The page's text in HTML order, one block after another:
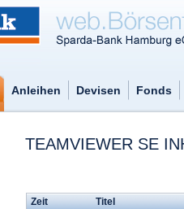
Anleihen Devisen Fonds
TEAMVIEWER SE
Zeit
Titel